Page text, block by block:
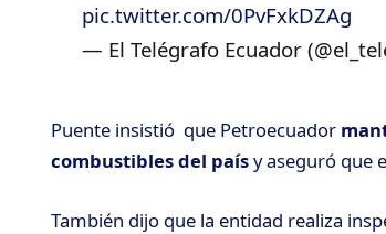
pic.twitter.com/0PvFxkDZAg
— El Telégrafo Ecuador
Puente insistió que Petroecuador
combustibles del paísy aseguró que
También dijo que la entidad realiza